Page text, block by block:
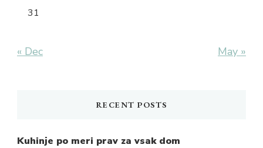
31
« Dec May »
RECENT POSTS
Kuhinje po meri prav za vsak dom